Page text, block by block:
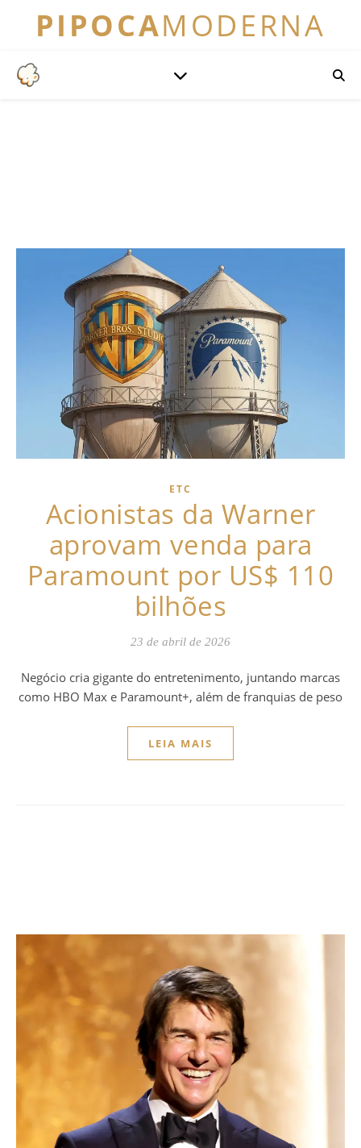
PIPOCAMODERNA
ETC
Acionistas da Warner
aprovam venda para
Paramount por US$ 110
bilhões
23 de abril de 2026
Negócio cria gigante do entretenimento, juntando marcas
como HBO Max e Paramount+, além de franquias de peso
LEIA MAIS